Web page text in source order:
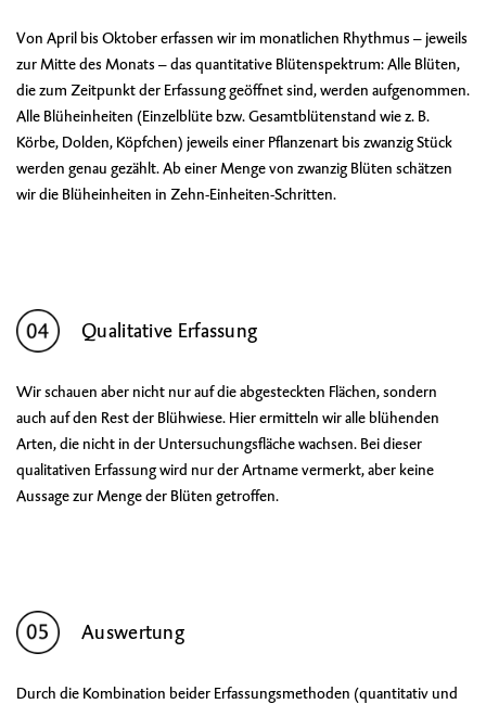
Von April bis Oktober erfassen wir im monatlichen Rhythmus – jeweils
zur Mitte des Monats – das quantitative Blütenspektrum: Alle Blüten,
die zum Zeitpunkt der Erfassung geöffnet sind, werden aufgenommen.
Alle Blüheinheiten (Einzelblüte bzw. Gesamtblütenstand wie z. B.
Körbe, Dolden, Köpfchen) jeweils einer Pflanzenart bis zwanzig Stück
werden genau gezählt. Ab einer Menge von zwanzig Blüten schätzen
wir die Blüheinheiten in Zehn-Einheiten-Schritten.
Qualitative Erfassung
Wir schauen aber nicht nur auf die abgesteckten Flächen, sondern
auch auf den Rest der Blühwiese. Hier ermitteln wir alle blühenden
Arten, die nicht in der Untersuchungsfläche wachsen. Bei dieser
qualitativen Erfassung wird nur der Artname vermerkt, aber keine
Aussage zur Menge der Blüten getroffen.
Auswertung
Durch die Kombination beider Erfassungsmethoden (quantitativ und